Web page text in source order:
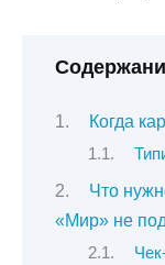
Когда
Что
«Мир» не